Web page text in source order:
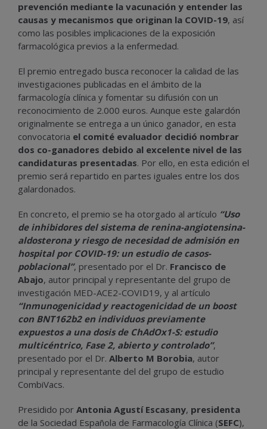
prevención mediante la vacunación y entender las
causas y mecanismos que originan la COVID-19, así
como las posibles implicaciones de la exposición
farmacológica previos a la enfermedad.
El premio entregado busca reconocer la calidad de las
investigaciones publicadas en el ámbito de la
farmacología clínica y fomentar su difusión con un
reconocimiento de 2.000 euros. Aunque este galardón
originalmente se entrega a un único ganador, en esta
convocatoria el comité evaluador decidió nombrar
dos co-ganadores debido al excelente nivel de las
candidaturas presentadas. Por ello, en esta edición el
premio será repartido en partes iguales entre los dos
galardonados.
En concreto, el premio se ha otorgado al artículo “Uso
de inhibidores del sistema de renina-angiotensina-
aldosterona y riesgo de necesidad de admisión en
hospital por COVID-19: un estudio de casos-
poblacional”, presentado por el Dr. Francisco de
Abajo, autor principal y representante del grupo de
investigación MED-ACE2-COVID19, y al artículo
“Inmunogenicidad y reactogenicidad de un boost
con BNT162b2 en individuos previamente
expuestos a una dosis de ChAdOx1-S: estudio
multicéntrico, Fase 2, abierto y controlado”,
presentado por el Dr. Alberto M Borobia, autor
principal y representante del del grupo de estudio
CombiVacs.
Presidido por Antonia Agustí Escasany, presidenta
de la Sociedad Española de Farmacología Clínica (SEFC),